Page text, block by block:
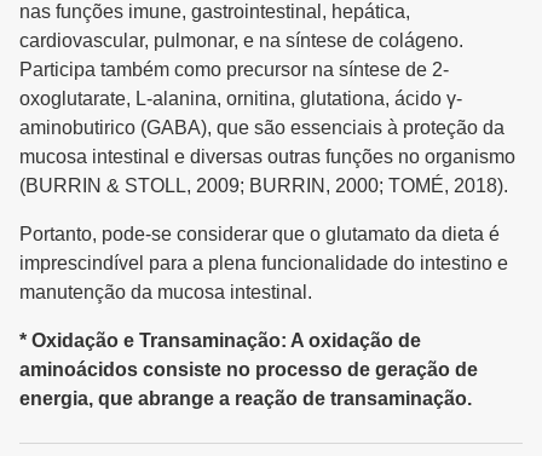
nas funções imune, gastrointestinal, hepática,
cardiovascular, pulmonar, e na síntese de colágeno.
Participa também como precursor na síntese de 2-
oxoglutarate, L-alanina, ornitina, glutationa, ácido γ-
aminobutirico (GABA), que são essenciais à proteção da
mucosa intestinal e diversas outras funções no organismo
(BURRIN & STOLL, 2009; BURRIN, 2000; TOMÉ, 2018).
Portanto, pode-se considerar que o glutamato da dieta é
imprescindível para a plena funcionalidade do intestino e
manutenção da mucosa intestinal.
* Oxidação e Transaminação: A oxidação de
aminoácidos consiste no processo de geração de
energia, que abrange a reação de transaminação.